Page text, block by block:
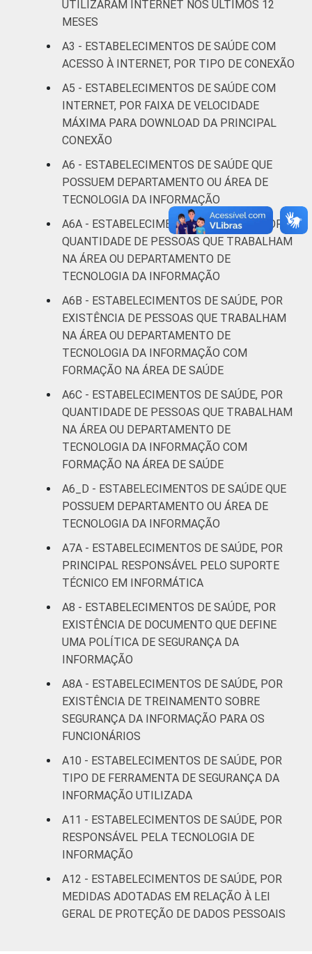
Interior 22 78
Fonte: CGI/NIC.br, Centro Regional de
Estudos para o Desenvolvimento da
Sociedade da Informação (Cetic.br),
Pesquisa sobre o uso das tecnologias de
informação e comunicação nos
estabelecimentos de saúde brasileiros – TIC
Saúde 2021.
UTILIZARAM INTERNET NOS ÚLTIMOS 12
MESES
A3 - ESTABELECIMENTOS DE SAÚDE COM
ACESSO À INTERNET, POR TIPO DE CONEXÃO
A5 - ESTABELECIMENTOS DE SAÚDE COM
INTERNET, POR FAIXA DE VELOCIDADE
MÁXIMA PARA DOWNLOAD DA PRINCIPAL
CONEXÃO
A6 - ESTABELECIMENTOS DE SAÚDE QUE
POSSUEM DEPARTAMENTO OU ÁREA DE
TECNOLOGIA DA INFORMAÇÃO
A6A - ESTABELECIMENTOS DE SAÚDE, POR
QUANTIDADE DE PESSOAS QUE TRABALHAM
NA ÁREA OU DEPARTAMENTO DE
TECNOLOGIA DA INFORMAÇÃO
A6B - ESTABELECIMENTOS DE SAÚDE, POR
EXISTÊNCIA DE PESSOAS QUE TRABALHAM
NA ÁREA OU DEPARTAMENTO DE
TECNOLOGIA DA INFORMAÇÃO COM
FORMAÇÃO NA ÁREA DE SAÚDE
A6C - ESTABELECIMENTOS DE SAÚDE, POR
QUANTIDADE DE PESSOAS QUE TRABALHAM
NA ÁREA OU DEPARTAMENTO DE
TECNOLOGIA DA INFORMAÇÃO COM
FORMAÇÃO NA ÁREA DE SAÚDE
A6_D - ESTABELECIMENTOS DE SAÚDE QUE
POSSUEM DEPARTAMENTO OU ÁREA DE
TECNOLOGIA DA INFORMAÇÃO
A7A - ESTABELECIMENTOS DE SAÚDE, POR
PRINCIPAL RESPONSÁVEL PELO SUPORTE
TÉCNICO EM INFORMÁTICA
A8 - ESTABELECIMENTOS DE SAÚDE, POR
EXISTÊNCIA DE DOCUMENTO QUE DEFINE
UMA POLÍTICA DE SEGURANÇA DA
INFORMAÇÃO
A8A - ESTABELECIMENTOS DE SAÚDE, POR
EXISTÊNCIA DE TREINAMENTO SOBRE
SEGURANÇA DA INFORMAÇÃO PARA OS
FUNCIONÁRIOS
A10 - ESTABELECIMENTOS DE SAÚDE, POR
TIPO DE FERRAMENTA DE SEGURANÇA DA
INFORMAÇÃO UTILIZADA
A11 - ESTABELECIMENTOS DE SAÚDE, POR
RESPONSÁVEL PELA TECNOLOGIA DE
INFORMAÇÃO
A12 - ESTABELECIMENTOS DE SAÚDE, POR
MEDIDAS ADOTADAS EM RELAÇÃO À LEI
GERAL DE PROTEÇÃO DE DADOS PESSOAIS